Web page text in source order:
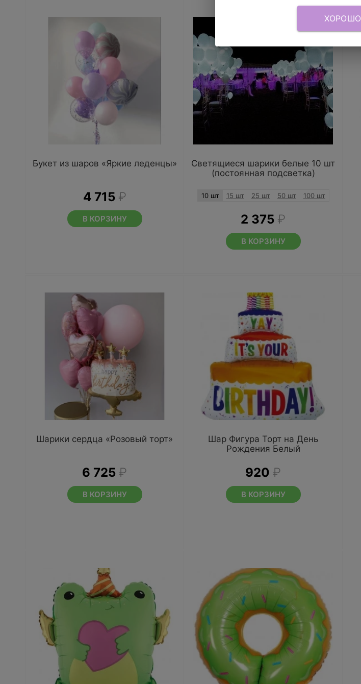
Букет из шаров «Яркие леденцы»
4 715 ₽
В КОРЗИНУ
Светящиеся шарики белые 10 шт
(постоянная подсветка)
10 шт 15 шт 25 шт 50 шт 100 шт
2 375 ₽
В КОРЗИНУ
Шарики сердца «Розовый торт»
6 725 ₽
В КОРЗИНУ
Шар Фигура Торт на День
Рождения Белый
920 ₽
В КОРЗИНУ
ХОРОШО